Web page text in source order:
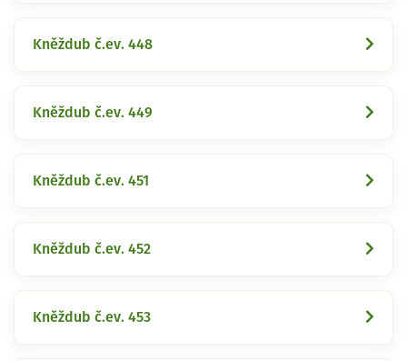
Kněždub č.ev. 448
Kněždub č.ev. 449
Kněždub č.ev. 451
Kněždub č.ev. 452
Kněždub č.ev. 453